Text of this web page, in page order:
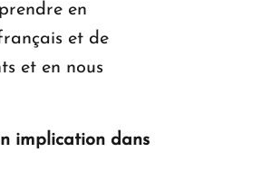
en
et de
et en nous
implication dans